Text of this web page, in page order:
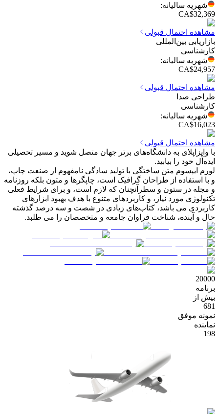
شهریه سالیانه:
CA$32,369
مشاهده احتمال قبولی
بازاریابی بین‌المللی
کارشناسی
شهریه سالیانه:
CA$24,957
مشاهده احتمال قبولی
طراحی صدا
کارشناسی
شهریه سالیانه:
CA$16,023
مشاهده احتمال قبولی
با وایزاپلای به دانشگاه‌های برتر جهان متصل شوید و مسیر تحصیلی
ایده‌آل خود را بیابید.
لورم ایپسوم متن ساختگی با تولید سادگی نامفهوم از صنعت چاپ،
و با استفاده از طراحان گرافیک است، چاپگرها و متون بلکه روزنامه
و مجله در ستون و سطرآنچنان که لازم است، و برای شرایط فعلی
تکنولوژی مورد نیاز، و کاربردهای متنوع با هدف بهبود ابزارهای
کاربردی می باشد، کتاب‌های زیادی در شصت و سه درصد گذشته
حال و آینده، شناخت فراوان جامعه و متخصصان را می طلبد.
20000
برنامه
بیش از
681
نمونه موفق
نماینده
198